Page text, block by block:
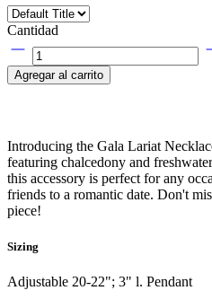
Cantidad
Agregar al carrito
Introducing the Gala Lariat
featuring chalcedony and
this accessory is perfect for any
friends to a romantic date. Don't
piece!
Sizing
Adjustable 20-22"; 3" l. Pendant